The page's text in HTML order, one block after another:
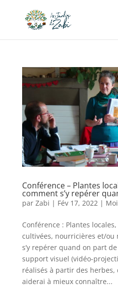
Conférence – Plantes
comment s’y repérer
par Zabi | Fév 17, 2022 |
Conférence : Plantes
cultivées, nourricières et/ou
s’y repérer quand on part de
support visuel (vidéo-
réalisés à partir des herbes,
aiderai à mieux connaître...